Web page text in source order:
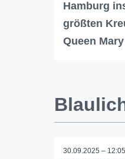
Hamburg
größten
Queen Mary
30.09.2025 – 12:05